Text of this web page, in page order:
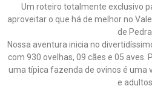
Um roteiro totalmente exclusivo
aproveitar o que há de melhor no
de
Nossa aventura inicia no
com 930 ovelhas, 09 cães e 05 aves.
uma típica fazenda de ovinos é uma
e